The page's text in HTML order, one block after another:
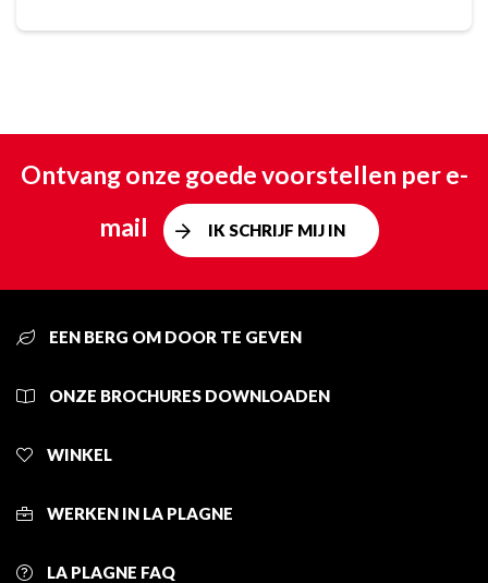
Ontvang onze goede voorstellen per e-
mail
IK SCHRIJF MIJ IN
EEN BERG OM DOOR TE GEVEN
ONZE BROCHURES DOWNLOADEN
WINKEL
WERKEN IN LA PLAGNE
LA PLAGNE FAQ